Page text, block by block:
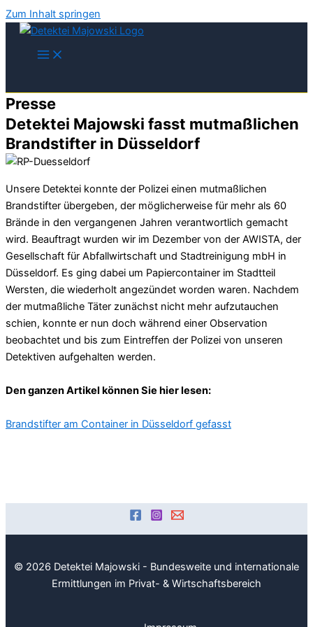
Zum Inhalt springen
Presse
Detektei Majowski fasst mutmaßlichen
Brandstifter in Düsseldorf
Unsere Detektei konnte der Polizei einen mutmaßlichen
Brandstifter übergeben, der möglicherweise für mehr als 60
Brände in den vergangenen Jahren verantwortlich gemacht
wird. Beauftragt wurden wir im Dezember von der AWISTA, der
Gesellschaft für Abfallwirtschaft und Stadtreinigung mbH in
Düsseldorf. Es ging dabei um Papiercontainer im Stadtteil
Wersten, die wiederholt angezündet worden waren. Nachdem
der mutmaßliche Täter zunächst nicht mehr aufzutauchen
schien, konnte er nun doch während einer Observation
beobachtet und bis zum Eintreffen der Polizei von unseren
Detektiven aufgehalten werden.
Den ganzen Artikel können Sie hier lesen:
Brandstifter am Container in Düsseldorf gefasst
© 2026 Detektei Majowski - Bundesweite und internationale
Ermittlungen im Privat- & Wirtschaftsbereich